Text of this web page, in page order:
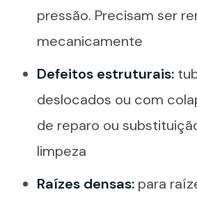
pressão. Precisam ser
mecanicamente
Defeitos estruturais:
deslocados ou com
de reparo ou
limpeza
Raízes densas:para